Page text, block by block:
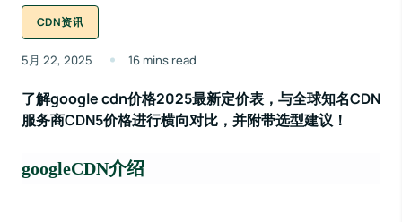
CDN资讯
5月 22, 2025 16 mins read
了解google cdn价格2025最新定价表，与全球知名CDN
服务商CDN5价格进行横向对比，并附带选型建议！
googleCDN介绍